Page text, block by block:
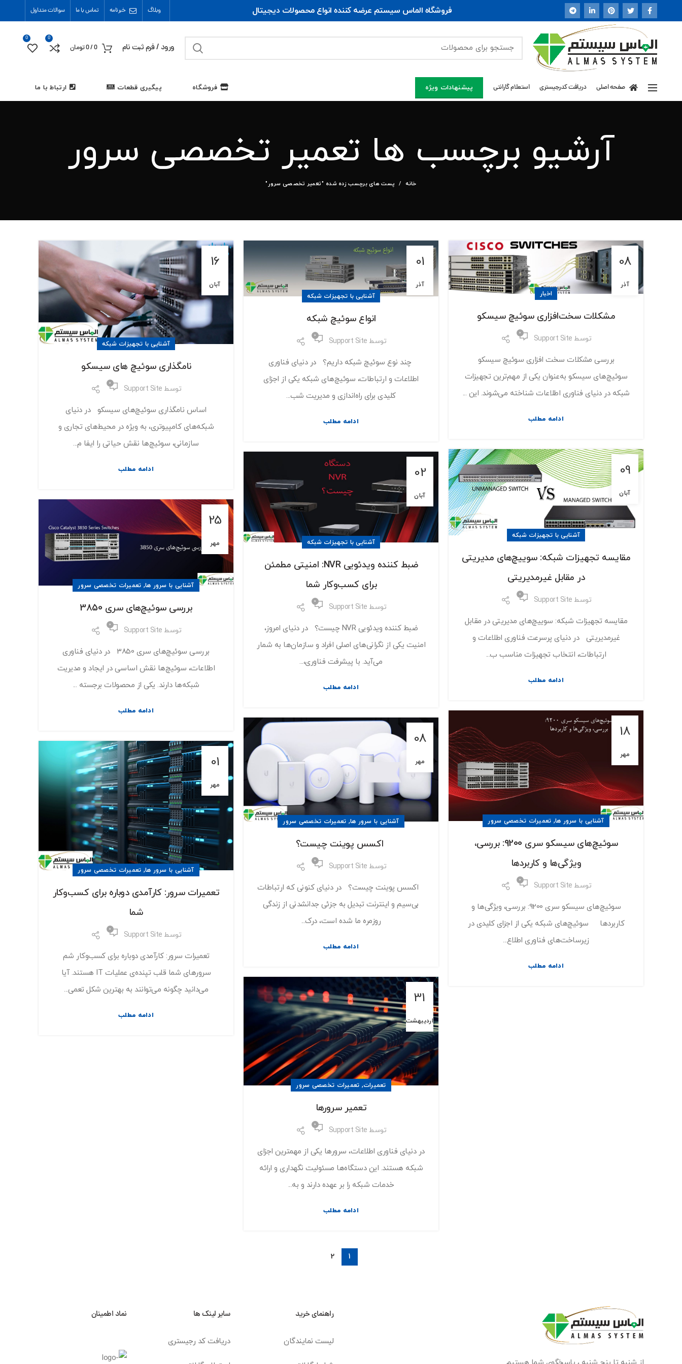
فروشگاه الماس سیستم ﻋﺮﺿﻪ کننده اﻧﻮاع ﻣﺤﺼﻮﻻت دﯾﺠﯿﺘﺎل وبلاگ خبرنامه تماس با ما سوالات متداول
ورود / فرم ثبت نام 0
/
0تومان
0
0
صفحه اصلی دریافت کدرجیستری استعلام گارانتی پیشنهادات ویژه فروشگاه پیگیری قطعات ارتباط با ما
آرشیو برچسب ها تعمیر تخصصی سرور
خانه پست های برچسب زده شده "تعمیر تخصصی سرور"
08
آذر
اخبار
مشکلات سخت‌افزاری سوئیچ سیسکو
توسط Support Site
0
بررسی مشکلات سخت افزاری سوئیچ سیسکو
سوئیچ‌های سیسکو به‌عنوان یکی از مهم‌ترین تجهیزات
شبکه در دنیای فناوری اطلاعات شناخته می‌شوند. این ...
ادامه مطلب
01
آذر
آشنایی با تجهیزات شبکه
انواع سوئیچ شبکه
توسط Support Site
0
چند نوع سوئیچ شبکه داریم؟ در دنیای فناوری
اطلاعات و ارتباطات، سوئیچ‌های شبکه یکی از اجزای
کلیدی برای راه‌اندازی و مدیریت شب...
ادامه مطلب
16
آبان
آشنایی با تجهیزات شبکه
نامگذاری سوئیچ های سیسکو
توسط Support Site
0
اساس نامگذاری سوئیچ‌های سیسکو در دنیای
شبکه‌های کامپیوتری، به ویژه در محیط‌های تجاری و
سازمانی، سوئیچ‌ها نقش حیاتی را ایفا م...
ادامه مطلب 09
آبان
آشنایی با تجهیزات شبکه
مقایسه تجهیزات شبکه: سوییچ‌های مدیریتی
در مقابل غیرمدیریتی
توسط Support Site
0
مقایسه تجهیزات شبکه: سوییچ‌های مدیریتی در مقابل
غیرمدیریتی در دنیای پرسرعت فناوری اطلاعات و
ارتباطات، انتخاب تجهیزات مناسب ب...
ادامه مطلب
02
آبان
آشنایی با تجهیزات شبکه
ضبط کننده ویدئویی NVR: امنیتی مطمئن
برای کسب‌وکار شما
توسط Support Site
0
ضبط کننده ویدئویی NVR چیست؟ در دنیای امروز،
امنیت یکی از نگرانی‌های اصلی افراد و سازمان‌ها به شمار
می‌آید. با پیشرفت فناوری،...
ادامه مطلب
25
مهر
آشنایی با سرور ها, تعمیرات تخصصی سرور
بررسی سوئیچ‌های سری 3850
توسط Support Site
0
بررسی سوئیچ‌های سری 3850 در دنیای فناوری
اطلاعات، سوئیچ‌ها نقش اساسی در ایجاد و مدیریت
شبکه‌ها دارند. یکی از محصولات برجسته ...
ادامه مطلب
18
مهر
آشنایی با سرور ها, تعمیرات تخصصی سرور
سوئیچ‌های سیسکو سری 9200: بررسی،
ویژگی‌ها و کاربردها
توسط Support Site
0
سوئیچ‌های سیسکو سری 9200: بررسی، ویژگی‌ها و
کاربردها سوئیچ‌های شبکه یکی از اجزای کلیدی در
زیرساخت‌های فناوری اطلاع...
ادامه مطلب
08
مهر
آشنایی با سرور ها, تعمیرات تخصصی سرور
اکسس پوینت چیست؟
توسط Support Site
0
اکسس پوینت چیست؟ در دنیای کنونی که ارتباطات
بی‌سیم و اینترنت تبدیل به جزئی جدانشدنی از زندگی
روزمره ما شده است، درک...
ادامه مطلب
01
مهر
آشنایی با سرور ها, تعمیرات تخصصی سرور
تعمیرات سرور: کارآمدی دوباره برای کسب‌وکار
شما
توسط Support Site
0
تعمیرات سرور: کارآمدی دوباره برای کسب‌وکار شم
سرورهای شما قلب تپنده‌ی عملیات IT هستند. آیا
می‌دانید چگونه می‌توانند به بهترین شکل تعمی...
ادامه مطلب
31
اردیبهشت
تعمیرات, تعمیرات تخصصی سرور
تعمیر سرورها
توسط Support Site
0
در دنیای فناوری اطلاعات، سرورها یکی از مهمترین اجزای
شبکه هستند. این دستگاه‌ها مسئولیت نگهداری و ارائه
خدمات شبکه را بر عهده دارند و به...
ادامه مطلب
1
2
راهنمای خرید
لیست نمایندگان
سایر لینک ها
دریافت کد رجیستری
نماد اطمینان